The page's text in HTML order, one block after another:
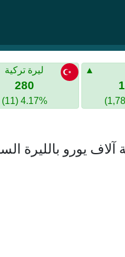
ليرة تركية
280
4.17% (11)